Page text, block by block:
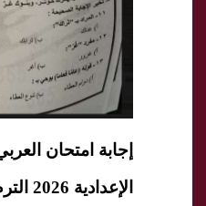
إجابة امتحان
الإعدادية 2026 الترم الثاني القاهرة